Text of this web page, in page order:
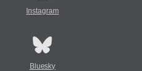
Instagram
Bluesky